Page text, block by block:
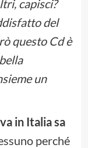
capisci?
del
questo Cd è
un
in Italia sa
perché